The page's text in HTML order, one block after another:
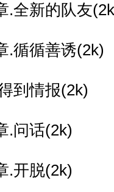
.全新的队友
.循循善诱(2k)
到情报(2k)
.问话(2k)
.开脱(2k)